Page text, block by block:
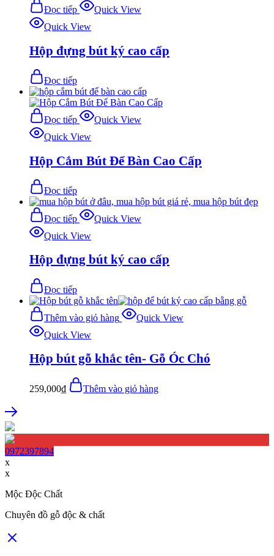
Đọc tiếp
Quick View
Quick View
Hộp đựng bút ký cao cấp
Đọc tiếp
Đọc tiếp
Quick View
Quick View
Hộp Cắm Bút Để Bàn Cao Cấp
Đọc tiếp
Đọc tiếp
Quick View
Quick View
Hộp đựng bút ký cao cấp
Đọc tiếp
Thêm vào giỏ hàng
Quick View
Quick View
Hộp bút gỗ khắc tên- Gỗ Óc Chó
259,000₫ Thêm vào giỏ hàng
0972397894
x
x
Mộc Độc Chất
Chuyên đồ gỗ độc & chất